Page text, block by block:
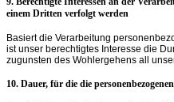
einem Dritten verfolgt werden
Basiert die Verarbeitung
ist unser berechtigtes Interesse die
zugunsten des Wohlergehens all
10. Dauer, für die die